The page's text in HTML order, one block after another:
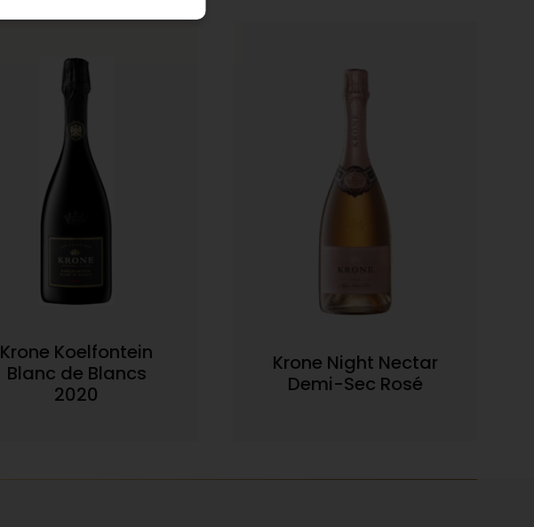
Krone Koelfontein
Blanc de Blancs
2020
Krone Night Nectar
Demi-Sec Rosé